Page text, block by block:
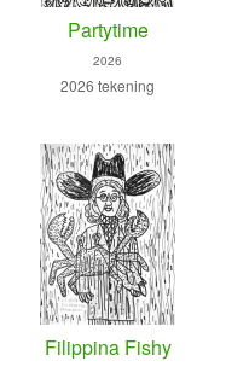
Partytime
2026
2026 tekening
Filippina Fishy